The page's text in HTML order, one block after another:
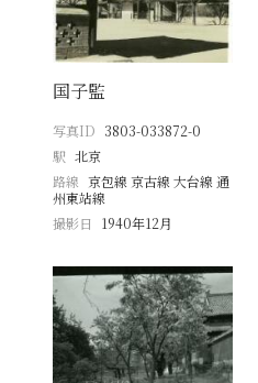
国子監
写真ID 3803-033872-0
駅 北京
路線 京包線 京古線 大台線 通
州東站線
撮影日
1940年12月